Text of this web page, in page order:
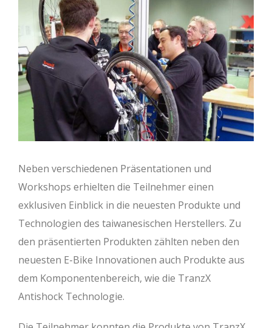
Neben verschiedenen Präsentationen und
Workshops erhielten die Teilnehmer einen
exklusiven Einblick in die neuesten Produkte und
Technologien des taiwanesischen Herstellers. Zu
den präsentierten Produkten zählten neben den
neuesten E-Bike Innovationen auch Produkte aus
dem Komponentenbereich, wie die TranzX
Antishock Technologie.